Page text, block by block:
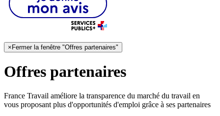
× Fermer la fenêtre "Offres partenaires"
Offres partenaires
France Travail améliore la transparence du marché du travail en
vous proposant plus d'opportunités d'emploi grâce à ses partenaires